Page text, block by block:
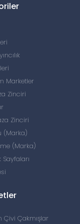
Marketler
Zinciri
Zinciri
(Marka)
(Marka)
Çakmışlar